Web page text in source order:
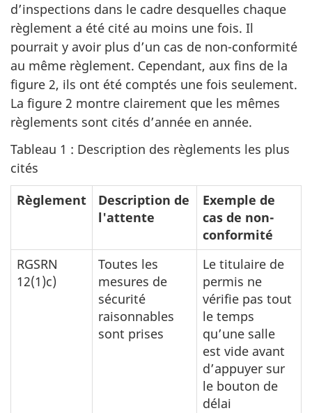
d’inspections dans le cadre desquelles chaque
règlement a été cité au moins une fois. Il
pourrait y avoir plus d’un cas de non-conformité
au même règlement. Cependant, aux fins de la
figure 2, ils ont été comptés une fois seulement.
La figure 2 montre clairement que les mêmes
règlements sont cités d’année en année.
Tableau 1 : Description des règlements les plus
cités
Règlement
Description de
l'attente
Exemple de
cas de non-
conformité
RGSRN
12(1)c)
Toutes les
mesures de
sécurité
raisonnables
sont prises
Le titulaire de
permis ne
vérifie pas tout
le temps
qu’une salle
est vide avant
d’appuyer sur
le bouton de
délai